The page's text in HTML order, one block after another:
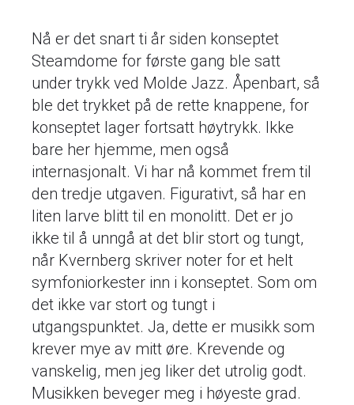
Nå er det snart ti år siden konseptet
Steamdome for første gang ble satt
under trykk ved Molde Jazz. Åpenbart, så
ble det trykket på de rette knappene, for
konseptet lager fortsatt høytrykk. Ikke
bare her hjemme, men også
internasjonalt. Vi har nå kommet frem til
den tredje utgaven. Figurativt, så har en
liten larve blitt til en monolitt. Det er jo
ikke til å unngå at det blir stort og tungt,
når Kvernberg skriver noter for et helt
symfoniorkester inn i konseptet. Som om
det ikke var stort og tungt i
utgangspunktet. Ja, dette er musikk som
krever mye av mitt øre. Krevende og
vanskelig, men jeg liker det utrolig godt.
Musikken beveger meg i høyeste grad.